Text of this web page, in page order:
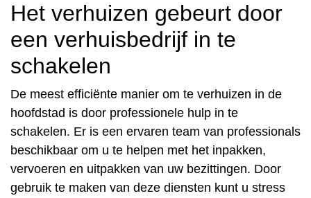
Het verhuizen gebeurt door
een verhuisbedrijf in te
schakelen
De meest efficiënte manier om te verhuizen in de
hoofdstad is door professionele hulp in te
schakelen. Er is een ervaren team van professionals
beschikbaar om u te helpen met het inpakken,
vervoeren en uitpakken van uw bezittingen. Door
gebruik te maken van deze diensten kunt u stress